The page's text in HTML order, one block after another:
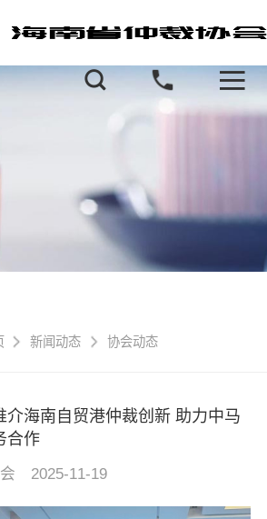
新闻动态 协会动态
介海南自贸港仲裁创新 助力中马
合作
2025-11-19